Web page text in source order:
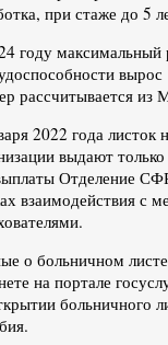
при стаже до 5
году максимальный
рассчитывается из
2022 года листок
выдают
Отделение
взаимодействия с
о больничном
на портале
больничного